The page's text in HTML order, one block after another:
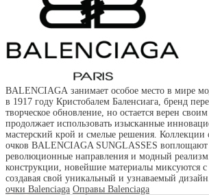
BALENCIAGА занимает особое место в мире
в 1917 году Кристобалем Баленсиага, бренд
творческое обновление, но остается верен
продолжает использовать изысканные
мастерский крой и смелые решения. Коллекции
очков BALENCIAGA SUNGLASSES воплощают
революционные направления и модный
конструкции, новейшие материалы миксуются с
создавая свой уникальный и узнаваемый дизайн.
очки Balenciaga Оправы Balenciaga